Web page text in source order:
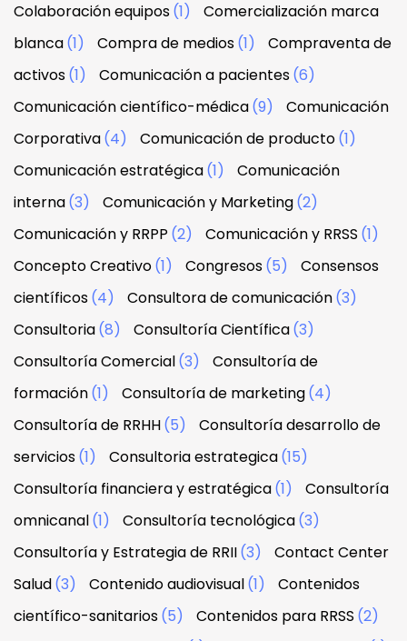
Colaboración equipos(1)
Comercialización marca
blanca(1) Compra de medios(1)
Compraventa de
activos(1) Comunicación a pacientes(6)
Comunicación científico-médica(9)
Comunicación
Corporativa(4) Comunicación de producto(1)
Comunicación estratégica(1)
Comunicación
interna(3) Comunicación y Marketing(2)
Comunicación y RRPP (2) Comunicación y RRSS (1)
Concepto Creativo(1) Congresos(5)
Consensos
científicos(4) Consultora de comunicación(3)
Consultoria(8) Consultoría Científica(3)
Consultoría Comercial(3)
Consultoría de
formación(1) Consultoría de marketing(4)
Consultoría de RRHH(5)
Consultoría desarrollo de
servicios(1) Consultoria estrategica(15)
Consultoría financiera y estratégica(1)
Consultoría
omnicanal(1) Consultoría tecnológica(3)
Consultoría y Estrategia de RRII(3)
Contact Center
Salud(3) Contenido audiovisual(1)
Contenidos
científico-sanitarios(5) Contenidos para RRSS (2)